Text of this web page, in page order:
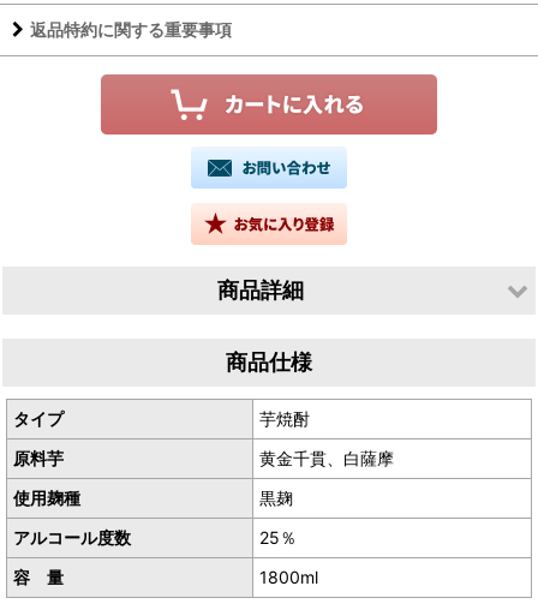
返品特約に関する重要事項
商品詳細
産地／鹿児島県薩摩川内市里町
当店自慢の芋焼酎！
鹿児島県の甑島で造られ
海の幸にはもちろん、お肉にも抜群の相性で楽しめます。
この香り、このまろやかさ、このキレの良さ、この余韻。。
どのような飲み方をしても百合らしさが広がります。
最近は炭酸割りもとっても美味しいです！
でもやっぱり湯割りが最高です！
商品仕様
タイプ
芋焼酎
原料芋
黄金千貫、白薩摩
使用麹種
黒麹
アルコール度数
25％
容 量
1800ml